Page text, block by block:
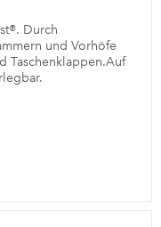
Durch
und Vorhöfe
Taschenklappen.Auf